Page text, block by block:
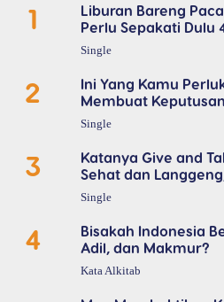
1
Liburan Bareng
Perlu Sepakati Dulu
Single
2
Ini Yang Kamu
Membuat
Single
3
Katanya Give and
Sehat dan
Single
4
Bisakah Indonesia
Adil, dan Makmur?
Kata Alkitab